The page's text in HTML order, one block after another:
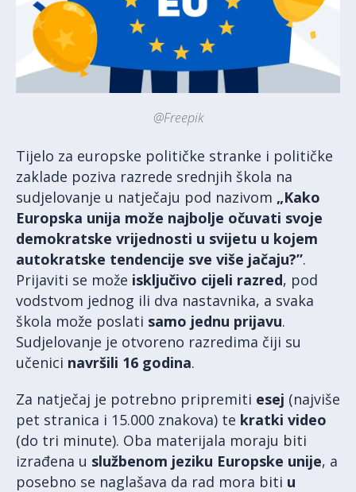
@Freepik
Tijelo za europske političke stranke i političke
zaklade poziva razrede srednjih škola na
sudjelovanje u natječaju pod nazivom „Kako
Europska unija može najbolje očuvati svoje
demokratske vrijednosti u svijetu u kojem
autokratske tendencije sve više jačaju?”.
Prijaviti se može isključivo cijeli razred, pod
vodstvom jednog ili dva nastavnika, a svaka
škola može poslati samo jednu prijavu.
Sudjelovanje je otvoreno razredima čiji su
učenici navršili 16 godina.
Za natječaj je potrebno pripremiti esej (najviše
pet stranica i 15.000 znakova) te kratki video
(do tri minute). Oba materijala moraju biti
izrađena u službenom jeziku Europske unije, a
posebno se naglašava da rad mora biti u